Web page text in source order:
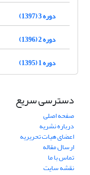
دوره 3 (1397)
دوره 2 (1396)
دوره 1 (1395)
دسترسی سریع
صفحه اصلی
درباره نشریه
اعضای هیات تحریریه
ارسال مقاله
تماس با ما
نقشه سایت